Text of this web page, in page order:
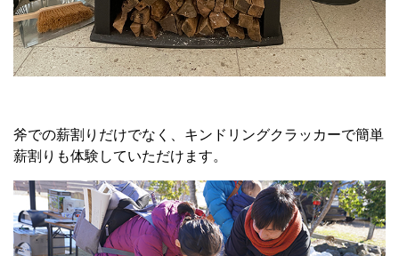
斧での薪割りだけでなく、キンドリングクラッカーで簡単
薪割りも体験していただけます。